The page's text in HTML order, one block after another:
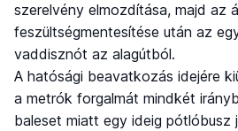
szerelvény elmozdítása, majd az
feszültségmentesítése után az
vaddisznót az alagútból.
A hatósági beavatkozás idejére
a metrók forgalmát mindkét
baleset miatt egy ideig pótlóbusz